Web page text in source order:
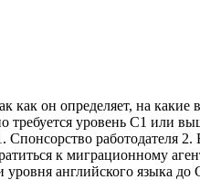
он определяет, на какие
уровень C1 или
Спонсорство работодателя
к миграционному
английского языка до